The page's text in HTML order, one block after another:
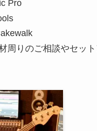
Pro
周りのご相談やセッ